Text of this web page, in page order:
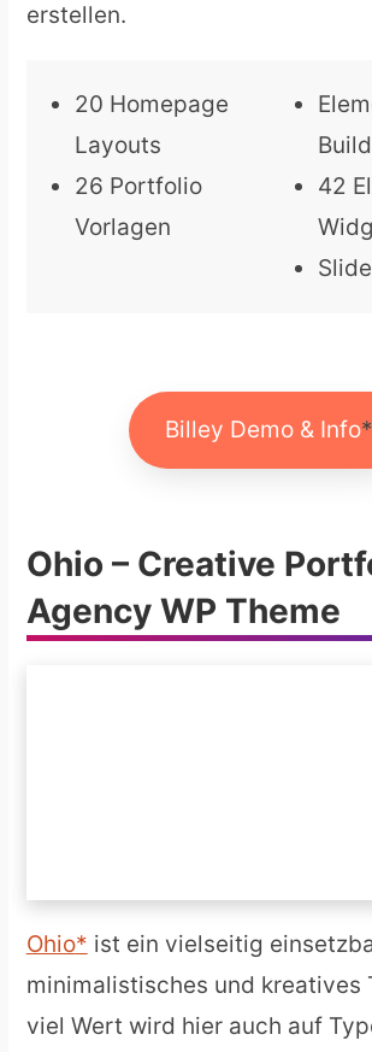
erstellen.
20 Homepage
Layouts
26 Portfolio
Vorlagen
42
Billey Demo & Info
Ohio – Creative
Agency WP Theme
Ohio
ist ein vielseitig
minimalistisches und kreatives
viel Wert wird hier auch auf